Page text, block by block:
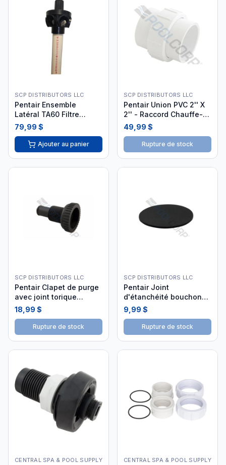
SCP DISTRIBUTORS LLC
Pentair Ensemble
Latéral TA60 Filtre
Tagelus 155299
79,99 $
Ajouter au panier
SCP DISTRIBUTORS LLC
Pentair Union PVC 2'' X
2'' - Raccord Chauffe-
eau 473381
49,99 $
Rupture de stock
SCP DISTRIBUTORS LLC
Pentair Clapet de purge
avec joint torique
273512Z
18,99 $
Rupture de stock
SCP DISTRIBUTORS LLC
Pentair Joint
d'étanchéité bouchon
filtre 154715
9,99 $
Rupture de stock
CENTRAL SPA & POOL SUPPLY CENTRAL SPA & POOL SUPPLY